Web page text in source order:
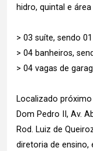
hidro, quintal e
> 03 suíte, sendo
> 04 banheiros,
> 04 vagas de
Localizado próximo
Dom Pedro II, Av.
Rod. Luiz de
diretoria de ensino,